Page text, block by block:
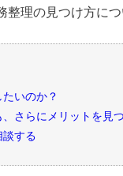
理の見つけ方に
いのか？
さらにメリットを見
談する